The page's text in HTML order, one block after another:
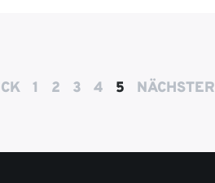
1 2 3 4 5 NÄCHSTER